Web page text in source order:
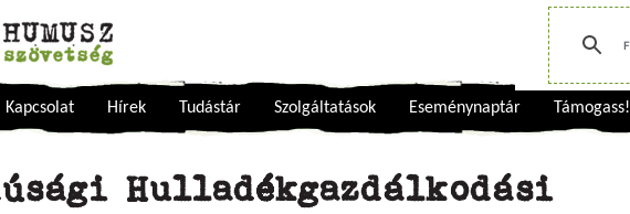
Kapcsolat Hírek Tudástár Szolgáltatások Eseménynaptár Támogass!
Hulladékgazdálkodási